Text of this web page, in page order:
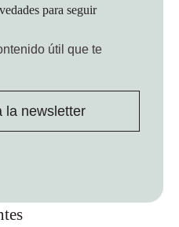
para seguir
útil que te
la newsletter